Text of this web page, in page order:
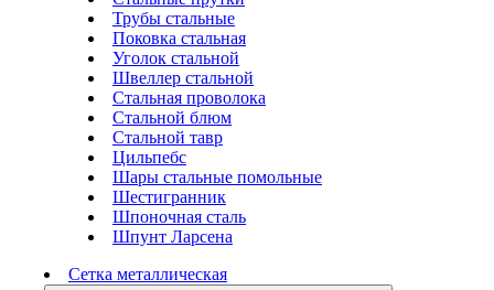
Трубы стальные
Поковка стальная
Уголок стальной
Швеллер стальной
Стальная проволока
Стальной блюм
Стальной тавр
Цильпебс
Шары стальные помольные
Шестигранник
Шпоночная сталь
Шпунт Ларсена
Сетка металлическая